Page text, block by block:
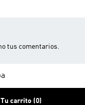
tus comentarios.
Tu carrito (0)